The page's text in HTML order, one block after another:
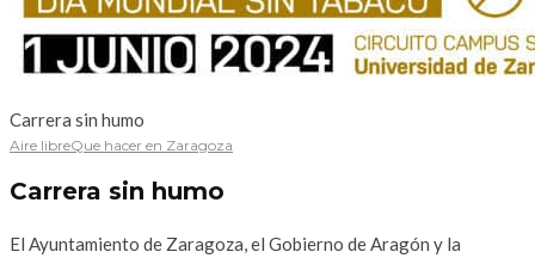
Carrera sin humo
Aire libreQue hacer en Zaragoza
Carrera sin humo
El Ayuntamiento de Zaragoza, el Gobierno de Aragón y la